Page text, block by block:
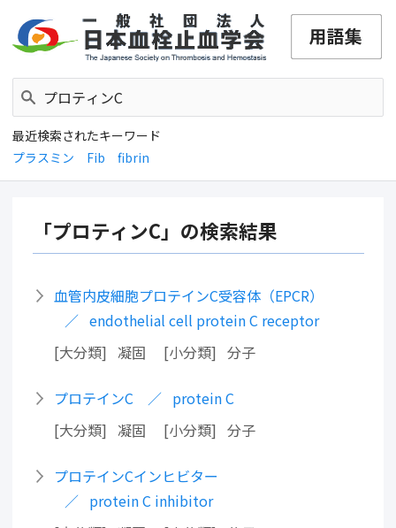
最近検索されたキーワード
プラスミン
Fib fibrin
「プロティンC」の検索結果
血管内皮細胞プロテインC受容体（EPCR）
endothelial cell protein C receptor
大分類
凝固 小分類 分子
プロテインC
protein C
大分類
凝固 小分類 分子
プロテインCインヒビター
protein C inhibitor